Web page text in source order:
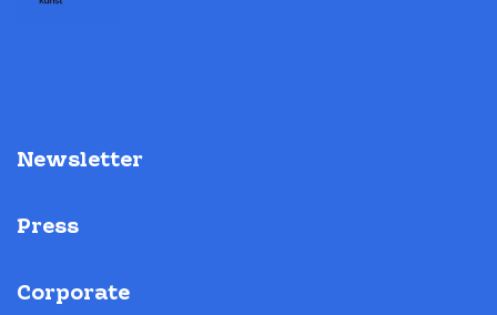
Newsletter
Press
Corporate